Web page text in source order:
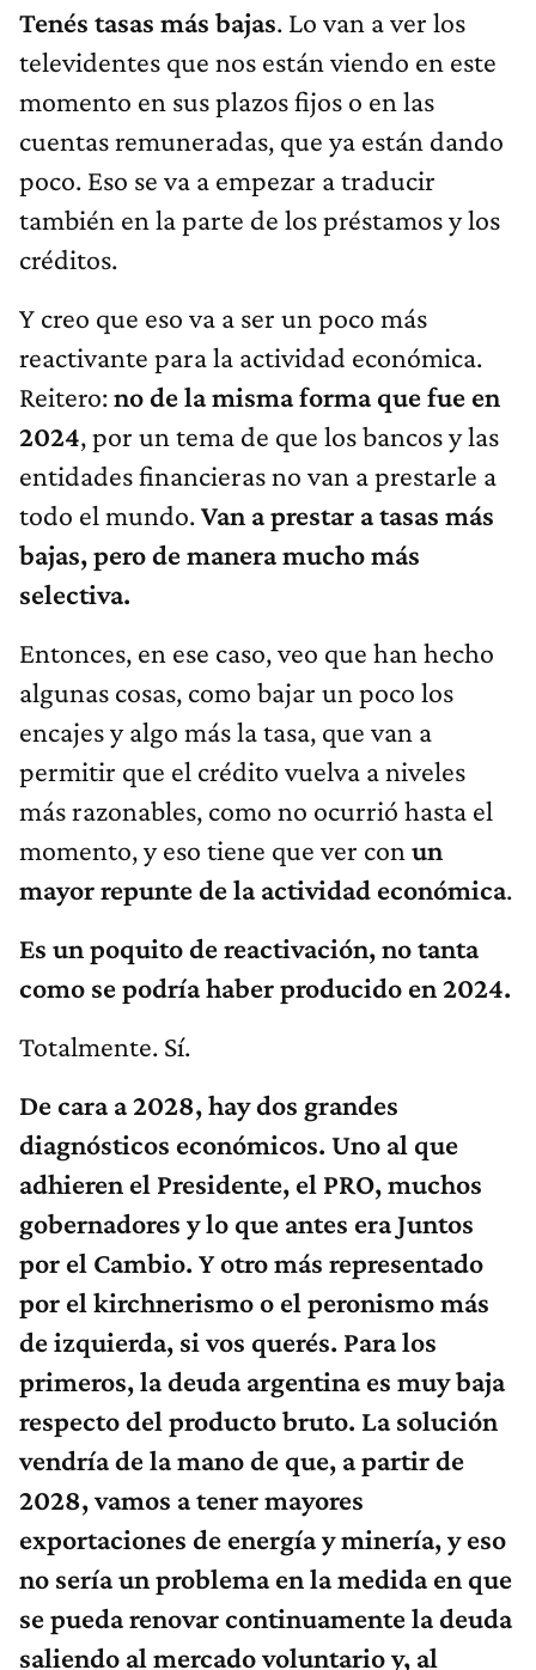
Tenés tasas más bajas. Lo van a ver los
televidentes que nos están viendo en este
momento en sus plazos fijos o en las
cuentas remuneradas, que ya están dando
poco. Eso se va a empezar a traducir
también en la parte de los préstamos y los
créditos.
Y creo que eso va a ser un poco más
reactivante para la actividad económica.
Reitero:no de la misma forma que fue en
2024, por un tema de que los bancos y las
entidades financieras no van a prestarle a
todo el mundo.Van a prestar a tasas más
bajas, pero de manera mucho más
selectiva.
Entonces, en ese caso, veo que han hecho
algunas cosas, como bajar un poco los
encajes y algo más la tasa, que van a
permitir que el crédito vuelva a niveles
más razonables, como no ocurrió hasta el
momento, y eso tiene que ver con un
mayor repunte de la actividad económica.
Es un poquito de reactivación, no tanta
como se podría haber producido en 2024.
Totalmente. Sí.
De cara a 2028, hay dos grandes
diagnósticos económicos. Uno al que
adhieren el Presidente, el PRO, muchos
gobernadores y lo que antes era Juntos
por el Cambio. Y otro más representado
por el kirchnerismo o el peronismo más
de izquierda, si vos querés. Para los
primeros, la deuda argentina es muy baja
respecto del producto bruto. La solución
vendría de la mano de que, a partir de
2028​, vamos a tener mayores
exportaciones de energía y minería, y eso
no sería un problema en la medida en que
se pueda renovar continuamente la deuda
saliendo al mercado voluntario y, al